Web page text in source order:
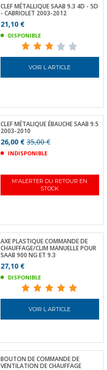
CLEF MÉTALLIQUE SAAB 9.3 4D - 5D
- CABRIOLET 2003-2012
21,10 €
DISPONIBLE
VOIR L ARTICLE
CLEF MÉTALIQUE ÉBAUCHE SAAB 9.5
2003-2010
26,00 €35,00 €
INDISPONIBLE
M'ALERTER DU RETOUR EN
STOCK
AXE PLASTIQUE COMMANDE DE
CHAUFFAGE/CLIM MANUELLE POUR
SAAB 900 NG ET 9.3
27,10 €
DISPONIBLE
VOIR L ARTICLE
BOUTON DE COMMANDE DE
VENTILATION DE CHAUFFAGE